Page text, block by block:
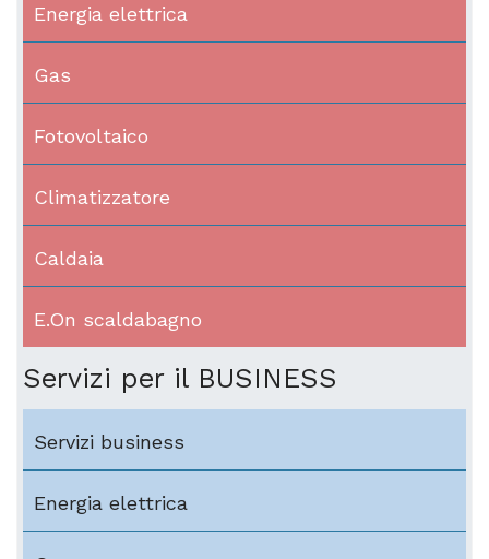
Energia elettrica
Gas
Fotovoltaico
Climatizzatore
Caldaia
E.On scaldabagno
Servizi per il BUSINESS
Servizi business
Energia elettrica